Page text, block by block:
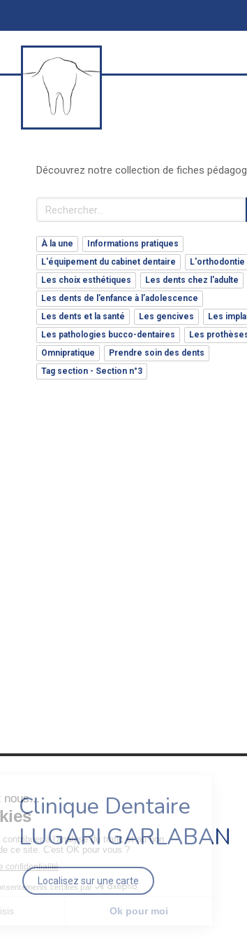
Découvrez notre collection de fiches
Rechercher
À la une
Informations pratiques
L'équipement du cabinet dentaire
L'orthodontie
Les choix esthétiques
Les dents chez l'adulte
Les dents de l’enfance à l’adolescence
Les dents et la santé
Les gencives
Les
Les pathologies bucco-dentaires
Les
Omnipratique
Prendre soin des dents
Tag section - Section n°3
Clinique Dentaire
LUGARI GARLABAN
Localisez sur une carte